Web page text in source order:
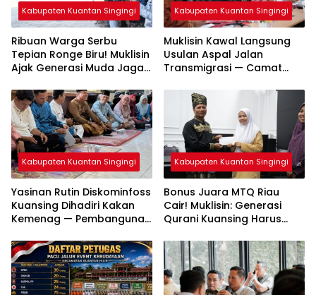
Kabupaten Kuantan Singingi
Ribuan Warga Serbu
Tepian Ronge Biru! Muklisin
Ajak Generasi Muda Jaga
Kabupaten Kuantan Singingi
Muklisin Kawal Langsung
Usulan Aspal Jalan
Transmigrasi — Camat
Kabupaten Kuantan Singingi
Yasinan Rutin Diskominfoss
Kuansing Dihadiri Kakan
Kemenag — Pembangunan
Kabupaten Kuantan Singingi
Bonus Juara MTQ Riau
Cair! Muklisin: Generasi
Qurani Kuansing Harus